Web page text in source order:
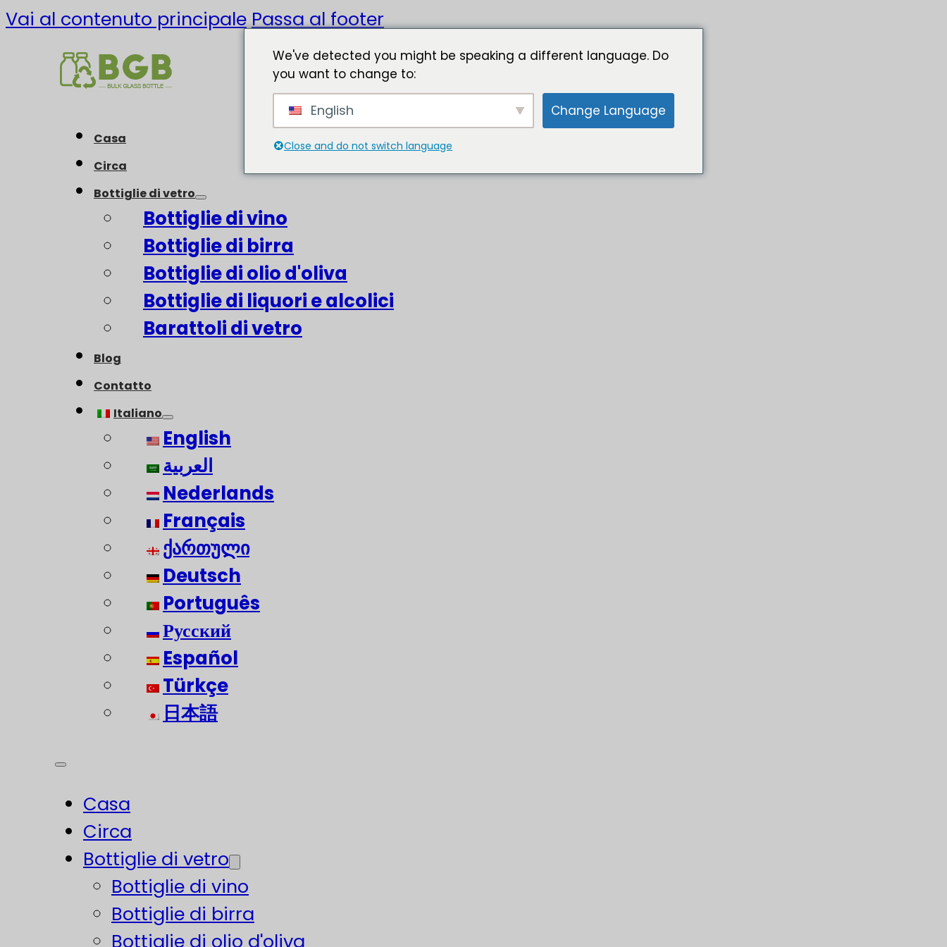
Vai al contenuto principalePassa al footer
Casa
Circa
Bottiglie di vetro
Bottiglie di vino
Bottiglie di birra
Bottiglie di olio d'oliva
Bottiglie di liquori e alcolici
Barattoli di vetro
Blog
Contatto
Italiano
English
العربية
Nederlands
Français
ქართული
Deutsch
Português
Русский
Español
Türkçe
日本語
Casa
Circa
Bottiglie di vetro
Bottiglie di vino
Bottiglie di birra
Bottiglie di olio d'oliva
We've detected you might be speaking a different language. Do
you want to change to:
English Change Language
Close and do not switch language